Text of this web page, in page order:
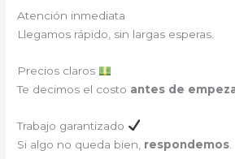
Atención inmediata
Llegamos rápido, sin largas esperas.
Precios claros
Te decimos el costo antes de
Trabajo garantizado
Si algo no queda bien, respondemos